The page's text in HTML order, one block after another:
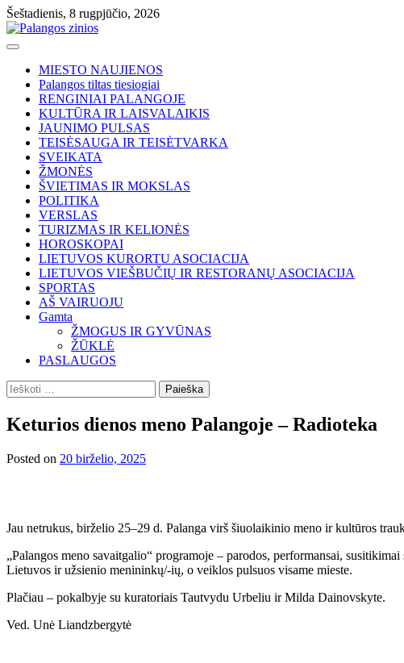
Skip
to
content
Šeštadienis, 8 rugpjūčio, 2026
MIESTO NAUJIENOS
Palangos tiltas tiesiogiai
RENGINIAI PALANGOJE
KULTŪRA IR LAISVALAIKIS
JAUNIMO PULSAS
TEISĖSAUGA IR TEISĖTVARKA
SVEIKATA
ŽMONĖS
ŠVIETIMAS IR MOKSLAS
POLITIKA
VERSLAS
TURIZMAS IR KELIONĖS
HOROSKOPAI
LIETUVOS KURORTU ASOCIACIJA
LIETUVOS VIEŠBUČIŲ IR RESTORANŲ ASOCIACIJA
SPORTAS
AŠ VAIRUOJU
Gamta
ŽMOGUS IR GYVŪNAS
ŽŪKLĖ
PASLAUGOS
Ieškoti:
Keturios dienos meno Palangoje – Radioteka
Posted on 20 birželio, 2025
Jau netrukus, birželio 25–29 d. Palanga virš šiuolaikinio meno ir kultūros
„Palangos meno savaitgalio“ programoje – parodos, performansai,
Lietuvos ir užsienio menininkų/-ių, o veiklos pulsuos visame mieste.
Plačiau – pokalbyje su kuratoriais Tautvydu Urbeliu ir Milda Dainovskyte.
Ved. Unė Liandzbergytė